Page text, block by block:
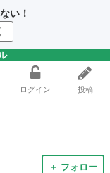
い！
ログイン 投稿
＋ フォロー